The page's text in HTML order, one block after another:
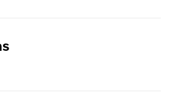
de escritório.
excelência ambiental